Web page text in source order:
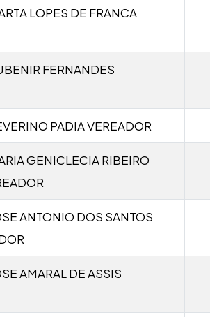
LOPES DE FRANCA
FERNANDES
PADIA VEREADOR
GENICLECIA RIBEIRO
ANTONIO DOS SANTOS
AMARAL DE ASSIS